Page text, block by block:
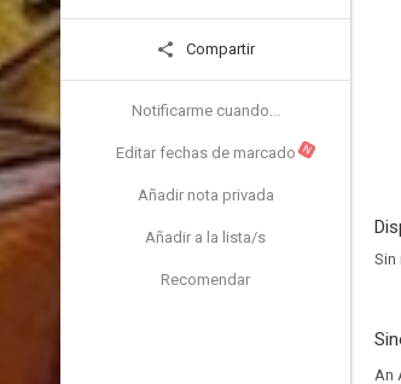
Compartir
Notificarme cuando...
Editar fechas de marcado N
Añadir nota privada
Añadir a la lista/s
Recomendar
Sin
An